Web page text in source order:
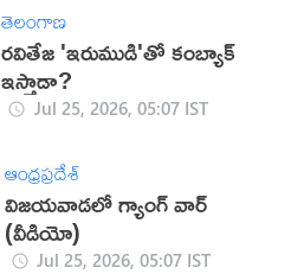
తెలంగాణ
రవితేజ 'ఇరుముడి'తో కంబ్యాక్
ఇస్తాడా?
Jul 25, 2026, 05:07 IST
ఆంధ్రప్రదేశ్
విజయవాడలో గ్యాంగ్ వార్
(వీడియో)
Jul 25, 2026, 05:07 IST